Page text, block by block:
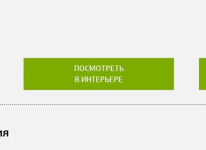
ПОСМОТРЕТЬ
В ИНТЕРЬЕРЕ